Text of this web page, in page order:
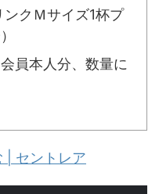
クＭサイズ1杯プ
員本人分、数量に
| セントレア